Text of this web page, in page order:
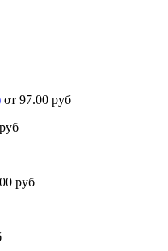
от 97.00 руб
руб